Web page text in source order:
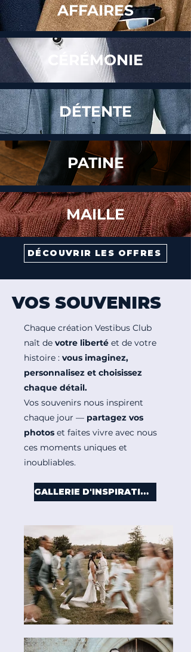
AFFAIRES
CÉRÉMONIE
DÉTENTE
PATINE
MAILLE
DÉCOUVRIR LES OFFRES
VOS SOUVENIRS
Chaque création Vestibus Club
naît de votre liberté et de votre
histoire : vous imaginez,
personnalisez et choisissez
chaque détail.
Vos souvenirs nous inspirent
chaque jour — partagez vos
photos et faites vivre avec nous
ces moments uniques et
inoubliables.
GALLERIE D'INSPIRATION